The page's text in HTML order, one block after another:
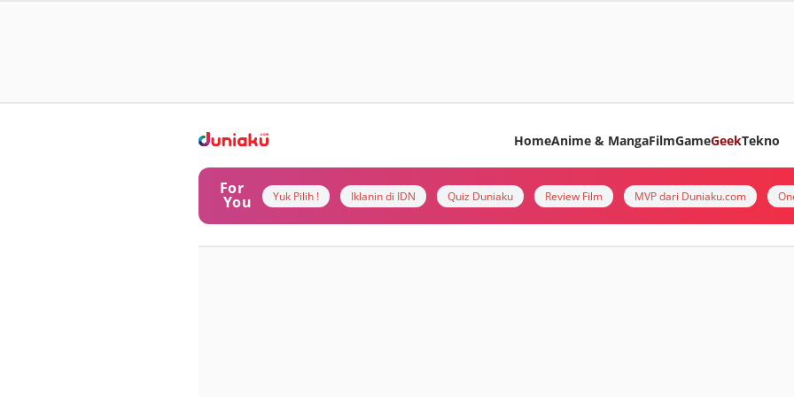
HomeAnime & MangaFilmGameGeekTekno
For
You Yuk Pilih ! Iklanin di IDN Quiz Duniaku Review Film MVP dari Duniaku.com